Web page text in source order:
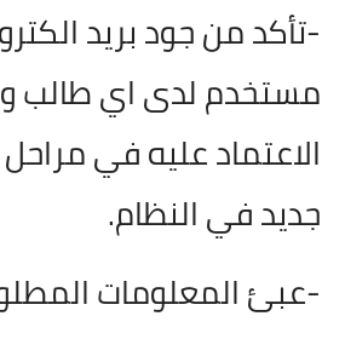
-تأكد من جود بريد
مستخدم لدى اي طالب
الاعتماد عليه في
جديد في النظام.
-عبئ المعلومات